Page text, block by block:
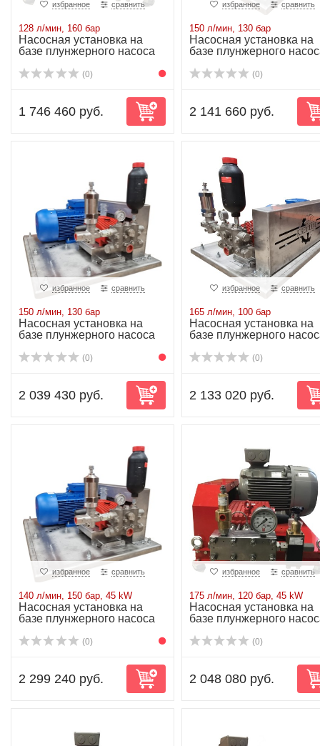
избранное сравнить
128 л/мин, 160 бар
Насосная установка на
базе плунжерного насоса
(0)
1 746 460 руб.
избранное сравнить
150 л/мин, 130 бар
Насосная установка на
базе плунжерного
(0)
2 141 660 руб.
избранное сравнить
150 л/мин, 130 бар
Насосная установка на
базе плунжерного насоса
(0)
2 039 430 руб.
избранное сравнить
165 л/мин, 100 бар
Насосная установка на
базе плунжерного
(0)
2 133 020 руб.
избранное сравнить
140 л/мин, 150 бар, 45 kW
Насосная установка на
базе плунжерного насоса
(0)
2 299 240 руб.
избранное сравнить
175 л/мин, 120 бар, 45 kW
Насосная установка на
базе плунжерного
(0)
2 048 080 руб.